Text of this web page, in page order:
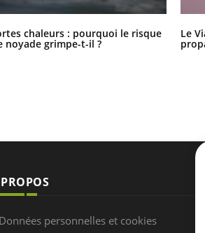
chaleurs : pourquoi le risque
noyade grimpe-t-il ?
Le
Données personnelles et cookies